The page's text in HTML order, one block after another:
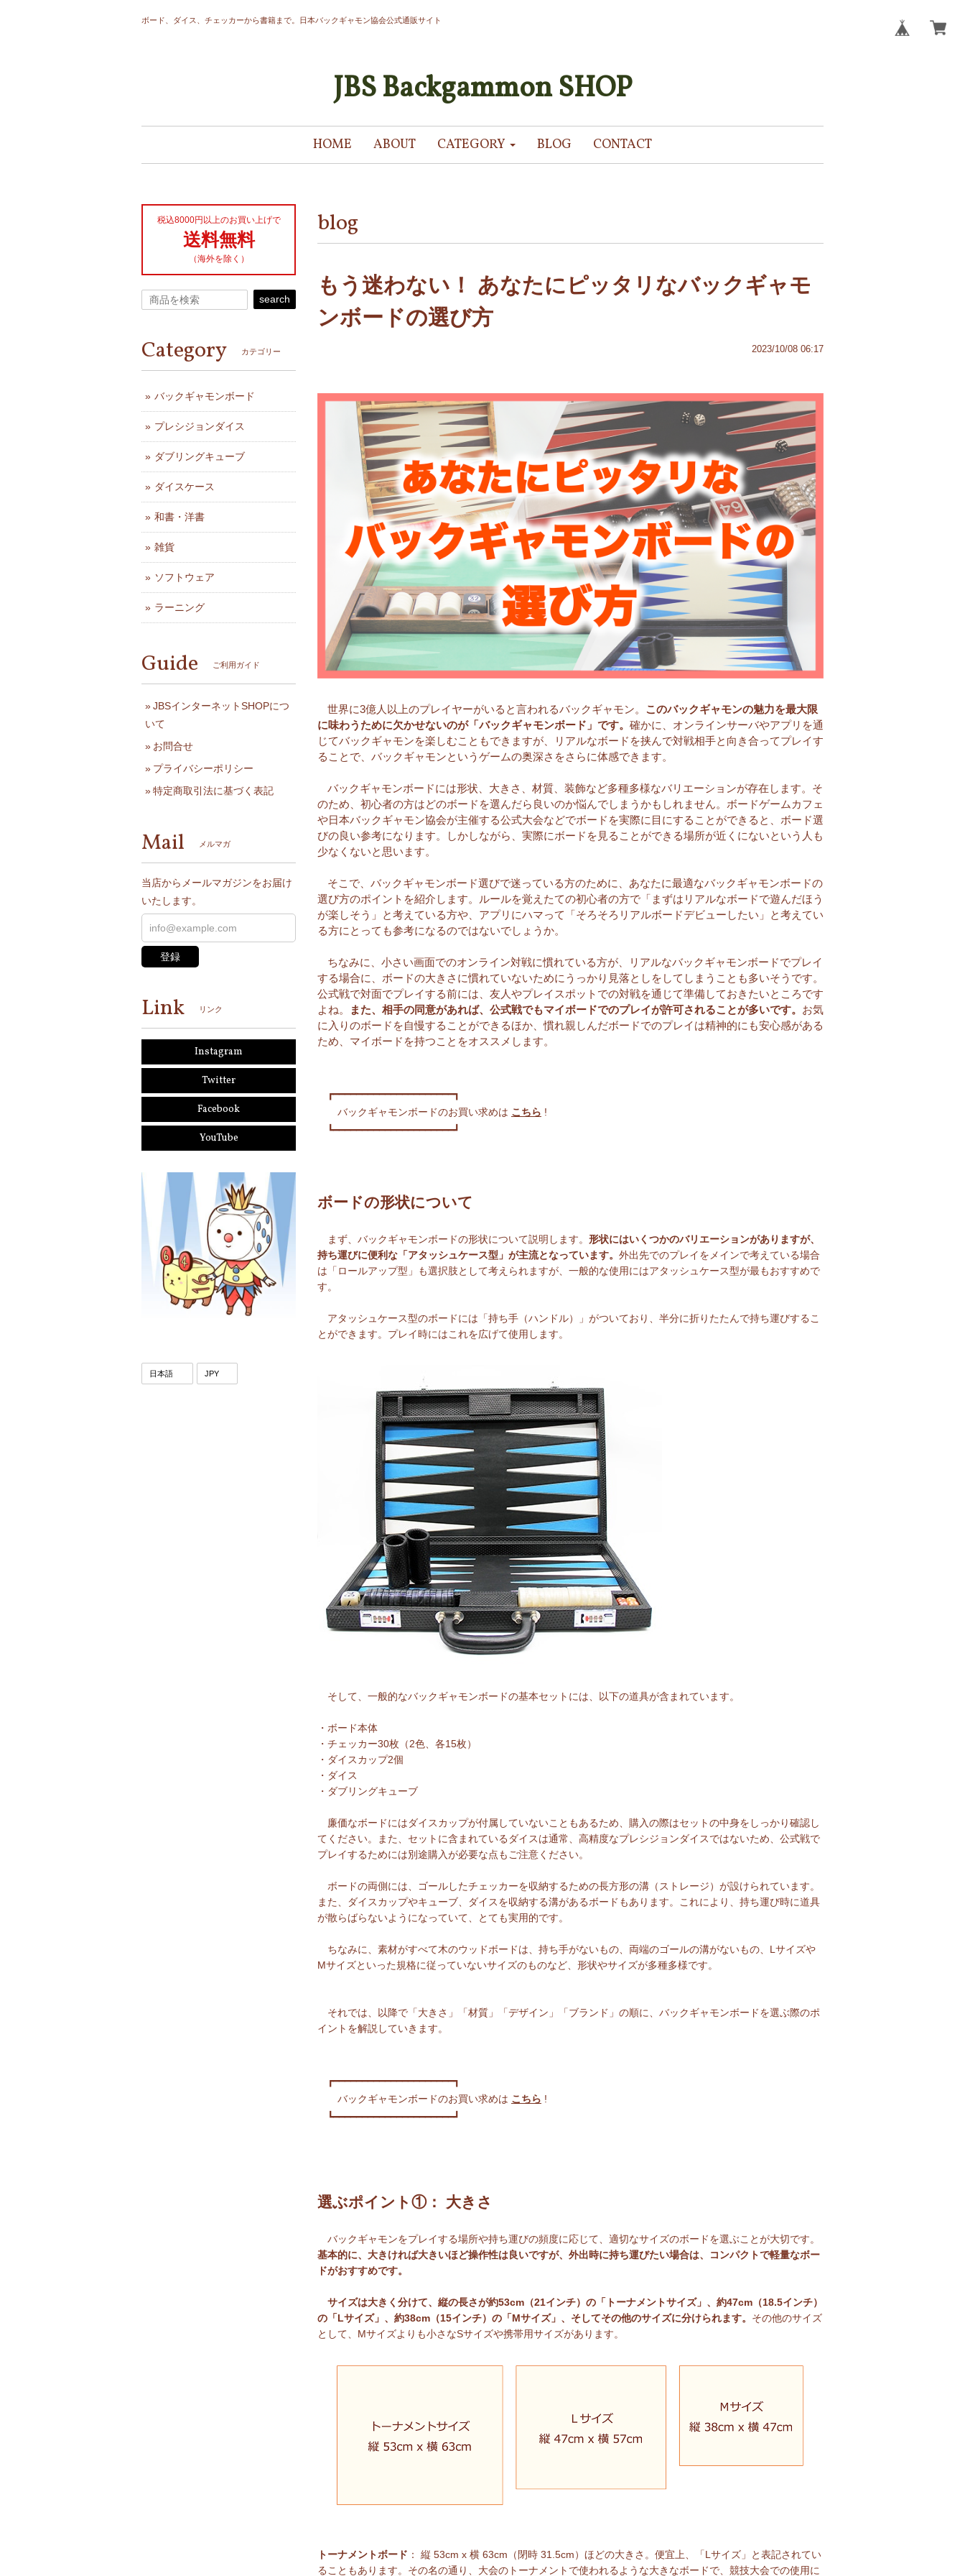
ボード、ダイス、チェッカーから書籍まで。日本バックギャモン協会公式通販サイト
JBS Backgammon SHOP
HOME ABOUT CATEGORY BLOG CONTACT
blog
もう迷わない！ あなたにピッタリなバックギャモ
ンボードの選び方
2023/10/08 06:17
世界に3億人以上のプレイヤーがいると言われるバックギャモン。 このバックギャモンの魅力を最大限
に味わうために欠かせないのが「バックギャモンボード」です。 確かに、オンラインサーバやアプリを通
じてバックギャモンを楽しむこともできますが、リアルなボードを挟んで対戦相手と向き合ってプレイす
ることで、バックギャモンというゲームの奥深さをさらに体感できます。
バックギャモンボードには形状、大きさ、材質、装飾など多種多様なバリエーションが存在します。そ
のため、初心者の方はどのボードを選んだら良いのか悩んでしまうかもしれません。ボードゲームカフェ
や日本バックギャモン協会が主催する公式大会などでボードを実際に目にすることができると、ボード選
びの良い参考になります。しかしながら、実際にボードを見ることができる場所が近くにないという人も
少なくないと思います。
そこで、バックギャモンボード選びで迷っている方のために、あなたに最適なバックギャモンボードの
選び方のポイントを紹介します。ルールを覚えたての初心者の方で「まずはリアルなボードで遊んだほう
が楽しそう」と考えている方や、アプリにハマって「そろそろリアルボードデビューしたい」と考えてい
る方にとっても参考になるのではないでしょうか。
ちなみに、小さい画面でのオンライン対戦に慣れている方が、リアルなバックギャモンボードでプレイ
する場合に、ボードの大きさに慣れていないためにうっかり見落としをしてしまうことも多いそうです。
公式戦で対面でプレイする前には、友人やプレイスポットでの対戦を通じて準備しておきたいところです
よね。
また、相手の同意があれば、公式戦でもマイボードでのプレイが許可されることが多いです。 お気
に入りのボードを自慢することができるほか、慣れ親しんだボードでのプレイは精神的にも安心感がある
ため、マイボードを持つことをオススメします。
┏━━━━━━━━━━━━━━━━━━━━━┓
バックギャモンボードのお買い求めは こちら !
┗━━━━━━━━━━━━━━━━━━━━━┛
ボードの形状について
まず、バックギャモンボードの形状について説明します。 形状にはいくつかのバリエーションがありますが、
持ち運びに便利な「アタッシュケース型」が主流となっています。 外出先でのプレイをメインで考えている場合
は「ロールアップ型」も選択肢として考えられますが、一般的な使用にはアタッシュケース型が最もおすすめで
す。
アタッシュケース型のボードには「持ち手（ハンドル）」がついており、半分に折りたたんで持ち運びするこ
とができます。プレイ時にはこれを広げて使用します。
そして、一般的なバックギャモンボードの基本セットには、以下の道具が含まれています。
・ボード本体
・チェッカー30枚（2色、各15枚）
・ダイスカップ2個
・ダイス
・ダブリングキューブ
廉価なボードにはダイスカップが付属していないこともあるため、購入の際はセットの中身をしっかり確認し
てください。また、セットに含まれているダイスは通常、高精度なプレシジョンダイスではないため、公式戦で
プレイするためには別途購入が必要な点もご注意ください。
ボードの両側には、ゴールしたチェッカーを収納するための長方形の溝（ストレージ）が設けられています。
また、ダイスカップやキューブ、ダイスを収納する溝があるボードもあります。これにより、持ち運び時に道具
が散らばらないようになっていて、とても実用的です。
ちなみに、素材がすべて木のウッドボードは、持ち手がないもの、両端のゴールの溝がないもの、Lサイズや
Mサイズといった規格に従っていないサイズのものなど、形状やサイズが多種多様です。
それでは、以降で「大きさ」「材質」「デザイン」「ブランド」の順に、バックギャモンボードを選ぶ際のポ
イントを解説していきます。
┏━━━━━━━━━━━━━━━━━━━━━┓
バックギャモンボードのお買い求めは こちら !
┗━━━━━━━━━━━━━━━━━━━━━┛
選ぶポイント①： 大きさ
バックギャモンをプレイする場所や持ち運びの頻度に応じて、適切なサイズのボードを選ぶことが大切です。
基本的に、大きければ大きいほど操作性は良いですが、外出時に持ち運びたい場合は、コンパクトで軽量なボー
ドがおすすめです。
サイズは大きく分けて、縦の長さが約53cm（21インチ）の「トーナメントサイズ」、 約47cm（18.5インチ）
の「Lサイズ」、約38cm（15インチ）の「Mサイズ」、そしてその他のサイズに分けられます。 その他のサイズ
として、Mサイズよりも小さなSサイズや携帯用サイズがあります。
トーナメントボード ： 縦 53cm x 横 63cm（閉時 31.5cm）ほどの大きさ。便宜上、「Lサイズ」と表記されてい
ることもあります。その名の通り、大会のトーナメントで使われるような大きなボードで、競技大会での使用に
税込8000円以上のお買い上げで
送料無料
（海外を除く）
search
Category カテゴリー
バックギャモンボード
プレシジョンダイス
ダブリングキューブ
ダイスケース
和書・洋書
雑貨
ソフトウェア
ラーニング
Guide ご利用ガイド
JBSインターネットSHOPにつ
いて
お問合せ
プライバシーポリシー
特定商取引法に基づく表記
Mail メルマガ
当店からメールマガジンをお届け
いたします。
登録
Link リンク
Instagram
Twitter
Facebook
YouTube